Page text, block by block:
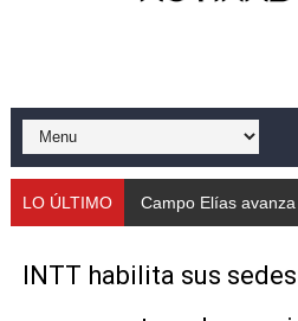
Mérida fortalece su reserva
Gobernación de Mérida
Fundecem ofrece taller de
LO ÚLTIMO Campo Elías
INTT habilita sus